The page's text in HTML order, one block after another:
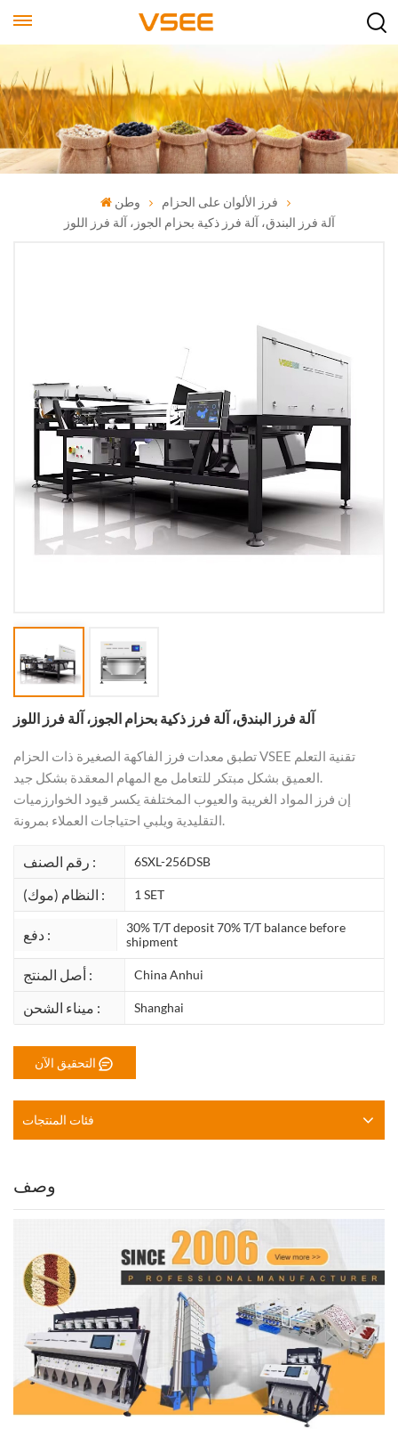
وطن
فرز الألوان على الحزام
آلة فرز البندق، آلة فرز ذكية بحزام الجوز، آلة فرز اللوز
آلة فرز البندق، آلة فرز ذكية بحزام الجوز، آلة فرز اللوز
تطبق معدات فرز الفاكهة الصغيرة ذات الحزام VSEE تقنية التعلم
العميق بشكل مبتكر للتعامل مع المهام المعقدة بشكل جيد.
إن فرز المواد الغريبة والعيوب المختلفة يكسر قيود الخوارزميات
التقليدية ويلبي احتياجات العملاء بمرونة.
رقم الصنف : 6SXL-256DSB
النظام (موك) : 1 SET
دفع :
30% T/T deposit 70% T/T balance before
shipment
أصل المنتج : China Anhui
ميناء الشحن : Shanghai
التحقيق الآن
فئات المنتجات
وصف